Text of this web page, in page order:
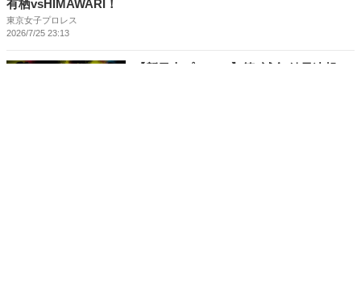
有栖vsHIMAWARI！
東京女子プロレス
2026/7/25 23:13
【新日本プロレス】第2試合 結果速報！